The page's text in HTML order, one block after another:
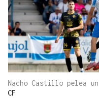
Nacho Castillo pelea
CF